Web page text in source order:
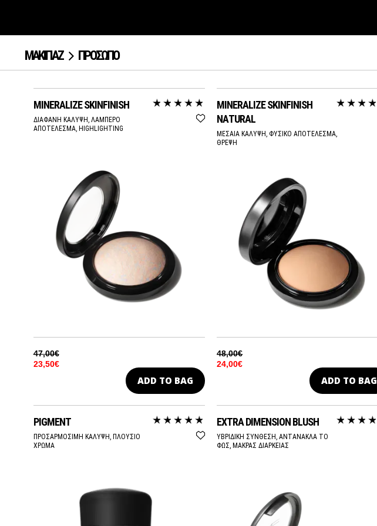
ΜΑΚΙΓΙΑΖ ΠΡΟΣΩΠΟ
MINERALIZE SKINFINISH
ΔΙΑΦΑΝΗ ΚΑΛΥΨΗ, ΛΑΜΠΕΡΟ
ΑΠΟΤΕΛΕΣΜΑ, HIGHLIGHTING
47,00€
23,50€
ADD TO BAG
MINERALIZE SKINFINISH
NATURAL
ΜΕΣΑΙΑ ΚΑΛΥΨΗ, ΦΥΣΙΚΟ ΑΠΟΤΕΛΕΣΜΑ,
ΘΡΕΨΗ
48,00€
24,00€
ADD TO BAG
PIGMENT
ΠΡΟΣΑΡΜΟΣΙΜΗ ΚΑΛΥΨΗ, ΠΛΟΥΣΙΟ
ΧΡΩΜΑ
EXTRA DIMENSION BLUSH
ΥΒΡΙΔΙΚΗ ΣΥΝΘΕΣΗ, ΑΝΤΑΝΑΚΛΑ ΤΟ
ΦΩΣ, ΜΑΚΡΑΣ ΔΙΑΡΚΕΙΑΣ